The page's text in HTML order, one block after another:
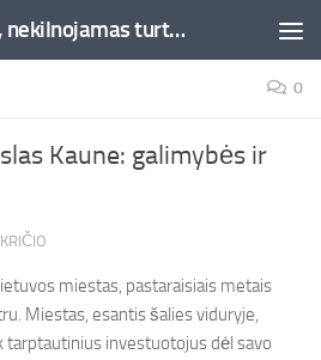
Akcijos, Investavimas, nekilnojamas turtas, kriptovaliutos - Besociai.lt
0
Kaune: galimybės ir
miestas, pastaraisiais metais
Miestas, esantis šalies viduryje,
tarptautinius investuotojus dėl savo